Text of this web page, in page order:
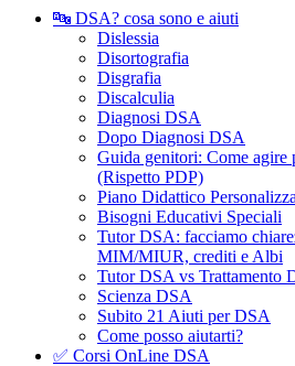
🔤 DSA? cosa sono e aiuti
Dislessia
Disortografia
Disgrafia
Discalculia
Diagnosi DSA
Dopo Diagnosi DSA
Guida genitori: Come agire
(Rispetto PDP)
Piano Didattico
Bisogni Educativi Speciali
Tutor DSA: facciamo
MIM/MIUR, crediti e Albi
Tutor DSA vs Trattamento
Scienza DSA
Subito 21 Aiuti per DSA
Come posso aiutarti?
✅ Corsi OnLine DSA